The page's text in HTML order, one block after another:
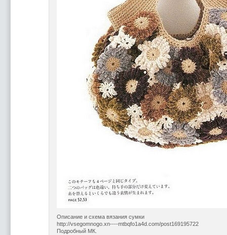
Описание и схема вязания сумки
http://vsegomnogo.xn----mtbqfo1a4d.com/post169195722
Подробный МК.